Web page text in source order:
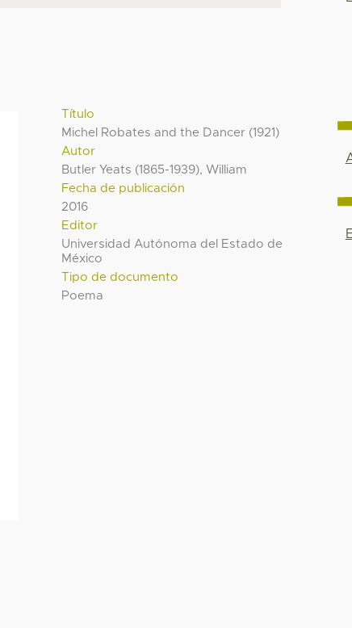
Título
Michel Robates and the Dancer (1921)
Autor
Butler Yeats (1865-1939), William
Fecha de publicación
2016
Editor
Universidad Autónoma del Estado de
México
Tipo de documento
Poema